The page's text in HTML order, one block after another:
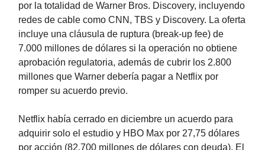
por la totalidad de Warner Bros. Discovery, incluyendo
redes de cable como CNN, TBS y Discovery. La oferta
incluye una cláusula de ruptura (break-up fee) de
7.000 millones de dólares si la operación no obtiene
aprobación regulatoria, además de cubrir los 2.800
millones que Warner debería pagar a Netflix por
romper su acuerdo previo.
Netflix había cerrado en diciembre un acuerdo para
adquirir solo el estudio y HBO Max por 27,75 dólares
por acción (82.700 millones de dólares con deuda). El